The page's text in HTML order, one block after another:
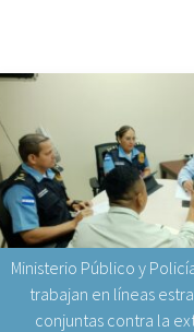
Ministerio Público y
trabajan en líneas
conjuntas contra la